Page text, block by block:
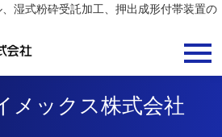
湿式粉砕受託加工、押出成形付帯装置の
メックス株式会社